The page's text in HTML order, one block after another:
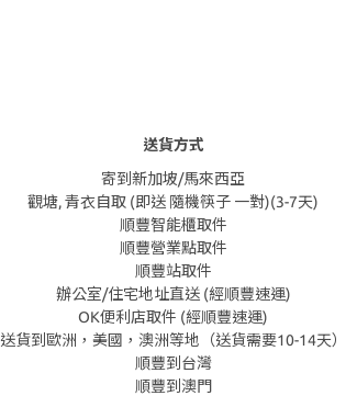
送貨方式
寄到新加坡/馬來西亞
觀塘, 青衣自取 (即送 隨機筷子 一對)(3-7天)
順豐智能櫃取件
順豐營業點取件
順豐站取件
辦公室/住宅地址直送 (經順豐速運)
OK便利店取件 (經順豐速運)
送貨到歐洲，美國，澳洲等地（送貨需要10-14天）
順豐到台灣
順豐到澳門